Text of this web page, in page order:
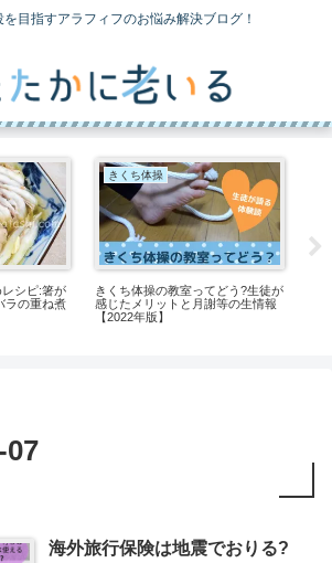
目指すアラフィフのお悩み解決ブログ！
シピ:箸が
ラの重ね煮
きくち体操
きくち体操の教室ってどう?生徒が
感じたメリットと月謝等の生情報
【2022年版】
07
海外旅行保険は地震でおりる?